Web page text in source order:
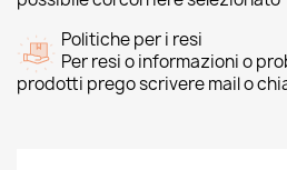
Politiche per i resi
Per resi o informazioni o
prodotti prego scrivere mail o